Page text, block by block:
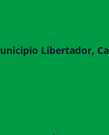
Libertador,